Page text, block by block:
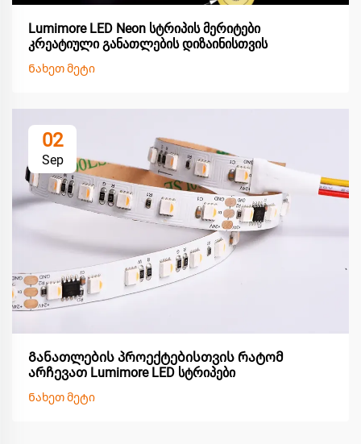
Lumimore LED Neon სტრიპის მერიტები
კრეატიული განათლების დიზაინისთვის
Ნახეთ მეტი
02
Sep
Განათლების პროექტებისთვის რატომ
არჩევათ Lumimore LED სტრიპები
Ნახეთ მეტი